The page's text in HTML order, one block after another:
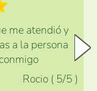
me atendió y
a la persona
Rocio ( 5/5 )